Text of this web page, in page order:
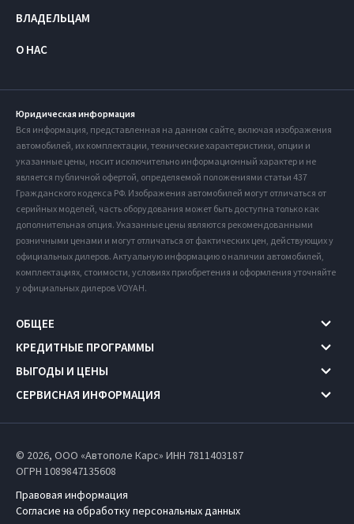
ВЛАДЕЛЬЦАМ
О НАС
Юридическая информация
Вся информация, представленная на данном сайте, включая изображения
автомобилей, их комплектации, технические характеристики, опции и
указанные цены, носит исключительно информационный характер и не
является публичной офертой, определяемой положениями статьи 437
Гражданского кодекса РФ. Изображения автомобилей могут отличаться от
серийных моделей, часть оборудования может быть доступна только как
дополнительная опция. Указанные цены являются рекомендованными
розничными ценами и могут отличаться от фактических цен, действующих у
официальных дилеров. Актуальную информацию о наличии автомобилей,
комплектациях, стоимости, условиях приобретения и оформления уточняйте
у официальных дилеров VOYAH.
ОБЩЕЕ
КРЕДИТНЫЕ ПРОГРАММЫ
ВЫГОДЫ И ЦЕНЫ
СЕРВИСНАЯ ИНФОРМАЦИЯ
© 2026, ООО «Автополе Карс» ИНН 7811403187
ОГРН 1089847135608
Правовая информация
Согласие на обработку персональных данных